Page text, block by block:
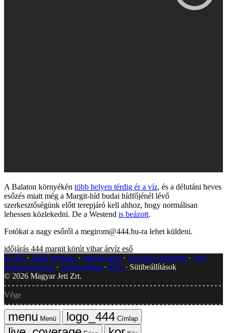
A Balaton környékén több helyen térdig ér a víz, és a délutáni heves
esőzés miatt még a Margit-híd budai hídfőjénél lévő
szerkesztőségünk előtt terepjáró kell ahhoz, hogy normálisan
lehessen közlekedni. De a Westend is beázott.
Fotókat a nagy esőről a megirom@444.hu-ra lehet küldeni.
időjárás 444 margit körút vihar árvíz eső
GYIK
Hibát jelentek Impresszum Javítások kezelése
Jogi
dokumentumok
Médiaajánlat RSS
Sütibeállítások
© 2026 Magyar Jeti Zrt.
Vége
Menü
Címlap